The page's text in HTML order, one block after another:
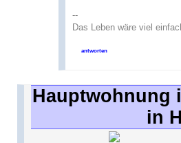
--
Das Leben wäre viel
antworten
Hauptwohnung
in